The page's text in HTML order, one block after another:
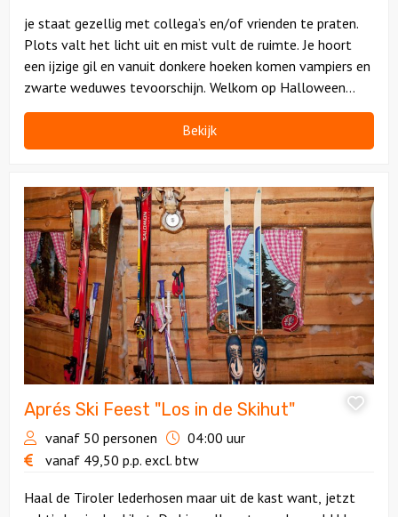
je staat gezellig met collega’s en/of vrienden te praten.
Plots valt het licht uit en mist vult de ruimte. Je hoort
een ijzige gil en vanuit donkere hoeken komen vampiers en
zwarte weduwes tevoorschijn. Welkom op Halloween
horror night!
Bekijk
Aprés
Ski
Feest
"Los
Skihut"
Aprés Ski Feest "Los in de Skihut"
vanaf 50 personen
04:00 uur
vanaf 49,50 p.p. excl. btw
Haal de Tiroler lederhosen maar uit de kast want, jetzt